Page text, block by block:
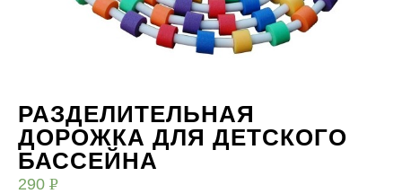
РАЗДЕЛИТЕЛЬНАЯ
ДОРОЖКА ДЛЯ ДЕТСКОГО
БАССЕЙНА
290 Р